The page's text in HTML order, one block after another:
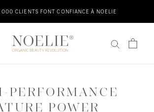
000 CLIENTS FONT CONFIANCE À NOELIE
PERFORMANCE
POWER